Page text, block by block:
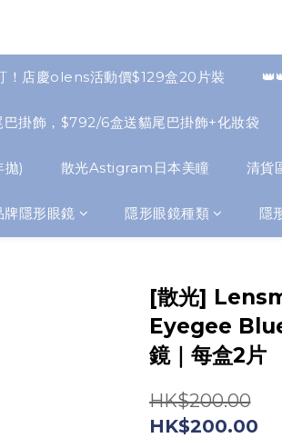
！店慶olens活動價$129盒20片裝
掛飾，$792/6盒送貓尾巴掛飾+化妝袋
) 散光Astigram日本美瞳 清貨
牌隱形眼鏡 隱形眼鏡種類 隱
[散光]
Eyegee
鏡｜每盒2片
HK$200.00
HK$200.00